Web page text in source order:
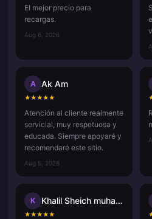
El mejor precio para
recargas.
Aug 6, 2026
A Ak Am
★★★★★
Atención al cliente realmente
servicial, muy respetuosa y
educada. Siempre apoyaré y
recomendaré este sitio.
Aug 5, 2026
K Khalil Sheich muhammad
★★★★★